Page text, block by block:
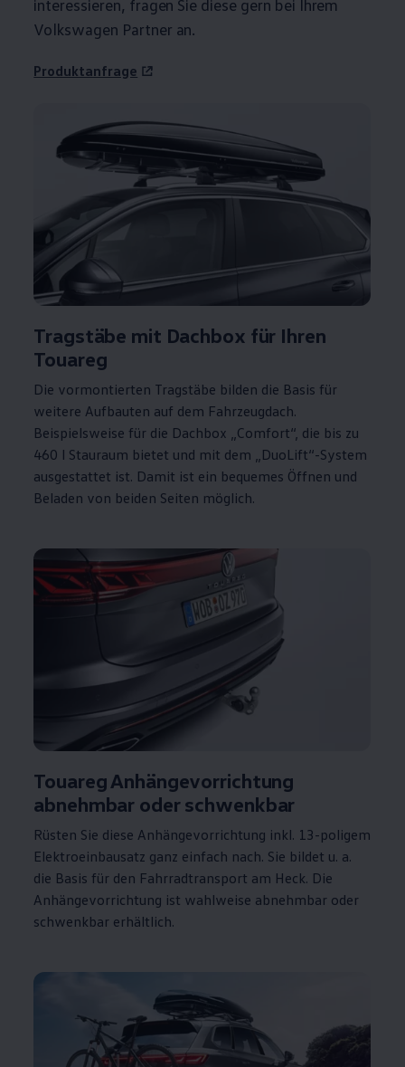
interessieren, fragen Sie diese gern bei Ihrem
Volkswagen Partner an.
Produktanfrage
Tragstäbe mit Dachbox für Ihren
Touareg
Die vormontierten Tragstäbe bilden die Basis für
weitere Aufbauten auf dem Fahrzeugdach.
Beispielsweise für die Dachbox „Comfort“, die bis zu
460 l Stauraum bietet und mit dem „DuoLift“-System
ausgestattet ist. Damit ist ein bequemes Öffnen und
Beladen von beiden Seiten möglich.
TouaregAnhängevorrichtung
abnehmbar oder schwenkbar
Rüsten Sie diese Anhängevorrichtung inkl. 13-poligem
Elektroeinbausatz ganz einfach nach. Sie bildet u. a.
die Basis für den Fahrradtransport am Heck. Die
Anhängevorrichtung ist wahlweise abnehmbar oder
schwenkbar erhältlich.